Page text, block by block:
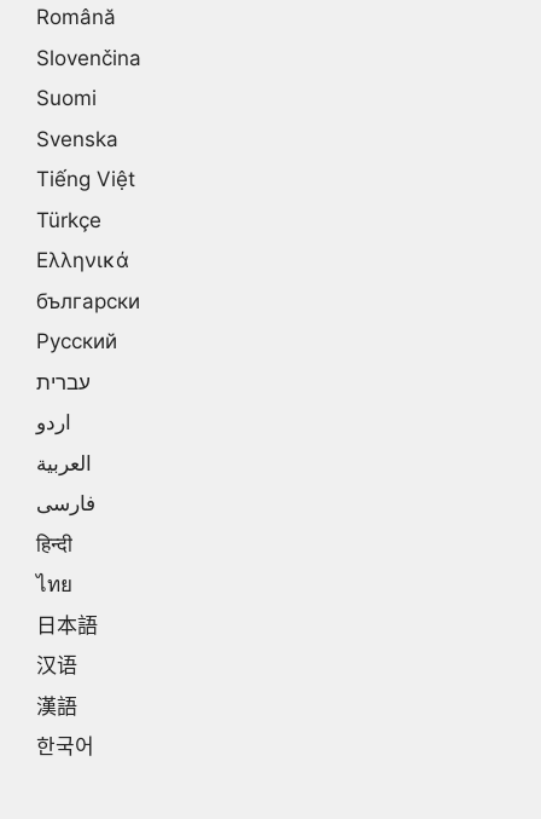
Română
Slovenčina
Suomi
Svenska
Tiếng Việt
Türkçe
Ελληνικά
български
Русский
עברית
اردو
العربية
فارسی
हिन्दी
ไทย
日本語
汉语
漢語
한국어